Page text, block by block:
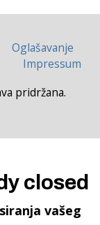
Oglašavanje
Impressum
pridržana.
closed
vašeg